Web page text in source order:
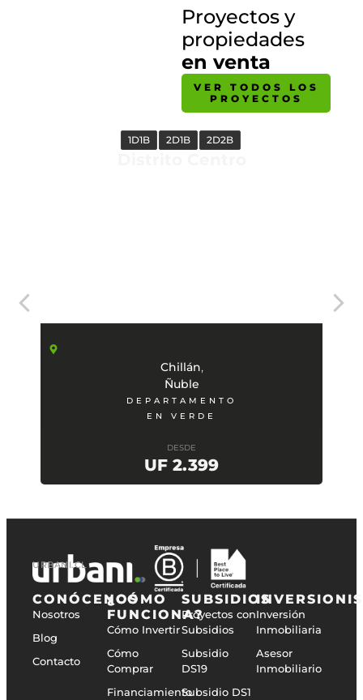
Proyectos y
propiedades
en venta
VER TODOS LOS
PROYECTOS
1D1B 2D1B 2D2B
Chillán,
Ñuble
DEPARTAMENTO
EN VERDE
DESDE
UF 2.399
URBANI.CL
CONÓCENOS
Nosotros
Blog
Contacto
¿CÓMO
FUNCIONA?
Cómo Invertir
Cómo
Comprar
Financiamiento
SUBSIDIOS
Proyectos con
Subsidios
Subsidio
DS19
Subsidio DS1
Inversión
Inmobiliaria
Asesor
Inmobiliario